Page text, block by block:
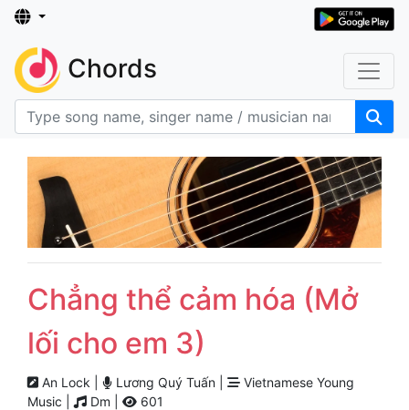
Chords
Chẳng thể cảm hóa (Mở
lối cho em 3)
An Lock | Lương Quý Tuấn |
Vietnamese Young
Music |
Dm | 601